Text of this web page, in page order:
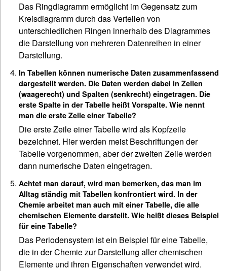
Das Ringdiagramm ermöglicht im Gegensatz zum
Kreisdiagramm durch das Verteilen von
unterschiedlichen Ringen innerhalb des Diagrammes
die Darstellung von mehreren Datenreihen in einer
Darstellung.
In Tabellen können numerische Daten zusammenfassend
dargestellt werden. Die Daten werden dabei in Zeilen
(waagerecht) und Spalten (senkrecht) eingetragen. Die
erste Spalte in der Tabelle heißt Vorspalte. Wie nennt
man die erste Zeile einer Tabelle?
Die erste Zeile einer Tabelle wird als Kopfzeile
bezeichnet. Hier werden meist Beschriftungen der
Tabelle vorgenommen, aber der zweiten Zeile werden
dann numerische Daten eingetragen.
Achtet man darauf, wird man bemerken, das man im
Alltag ständig mit Tabellen konfrontiert wird. In der
Chemie arbeitet man auch mit einer Tabelle, die alle
chemischen Elemente darstellt. Wie heißt dieses Beispiel
für eine Tabelle?
Das Periodensystem ist ein Beispiel für eine Tabelle,
die in der Chemie zur Darstellung aller chemischen
Elemente und ihren Eigenschaften verwendet wird.